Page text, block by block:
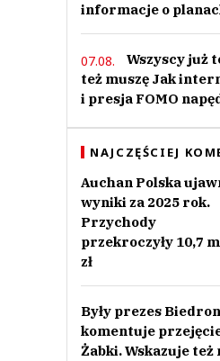
informacje o
07.08.
Wszyscy już
też muszę Jak
i presja FOMO
NAJCZĘŚCIEJ
Auchan Polska
wyniki za 2025 rok.
Przychody
przekroczyły 10,7
zł
Były prezes
komentuje
Żabki. Wskazuje też